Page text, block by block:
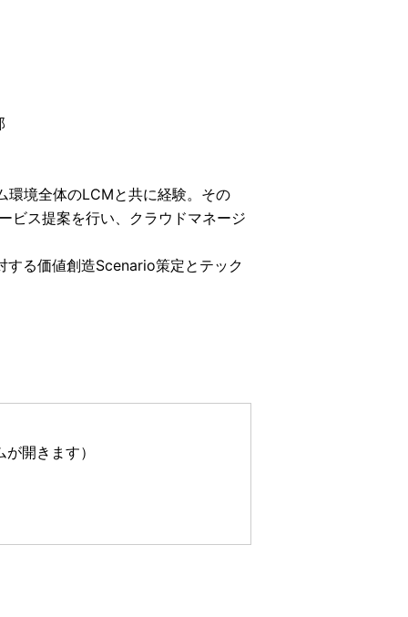
環境全体のLCMと共に経験。その
ビス提案を行い、クラウドマネージ
る価値創造Scenario策定とテック
開きます）